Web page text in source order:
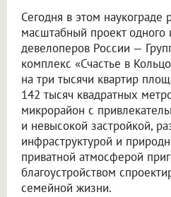
Сегодня в этом наукограде
масштабный проект
девелоперов России —
комплекс «Счастье в
на три тысячи квартир
142 тысяч квадратных
микрорайон с
и невысокой застройкой,
инфраструктурой и
приватной атмосферой
благоустройством
семейной жизни.